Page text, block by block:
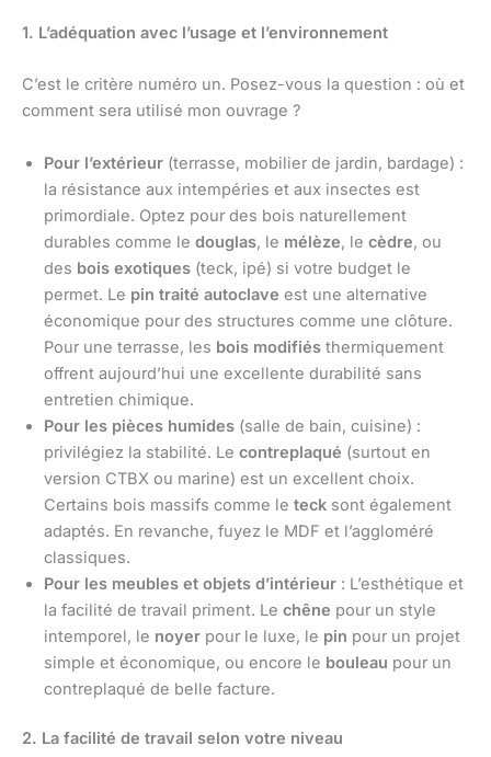
1. L’adéquation avec l’usage et l’environnement
C’est le critère numéro un. Posez-vous la question : où et
comment sera utilisé mon ouvrage ?
Pour l’extérieur (terrasse, mobilier de jardin, bardage) :
la résistance aux intempéries et aux insectes est
primordiale. Optez pour des bois naturellement
durables comme le douglas, le mélèze, le cèdre, ou
des bois exotiques (teck, ipé) si votre budget le
permet. Le pin traité autoclave est une alternative
économique pour des structures comme une clôture.
Pour une terrasse, les bois modifiés thermiquement
offrent aujourd’hui une excellente durabilité sans
entretien chimique.
Pour les pièces humides (salle de bain, cuisine) :
privilégiez la stabilité. Le contreplaqué (surtout en
version CTBX ou marine) est un excellent choix.
Certains bois massifs comme le teck sont également
adaptés. En revanche, fuyez le MDF et l’aggloméré
classiques.
Pour les meubles et objets d’intérieur : L’esthétique et
la facilité de travail priment. Le chêne pour un style
intemporel, le noyer pour le luxe, le pin pour un projet
simple et économique, ou encore le bouleau pour un
contreplaqué de belle facture.
2. La facilité de travail selon votre niveau